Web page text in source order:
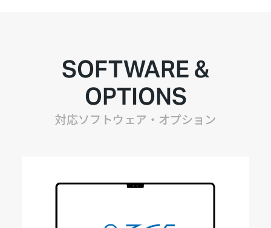
SOFTWARE &
OPTIONS
対応ソフトウェア・オプション